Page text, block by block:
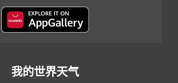
我的世界天气